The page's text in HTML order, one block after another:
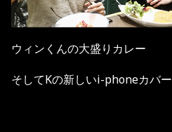
ウィンくんの大盛りカレー
そしてKの新しいi-phoneカバー